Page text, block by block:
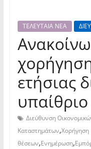
ΤΕΛΕΥΤΑΙΑ ΝΕΑ
ετήσιας
Διεύθυνση
Καταστημάτων,Χορήγηση
θέσεων,Ενημέρωση,